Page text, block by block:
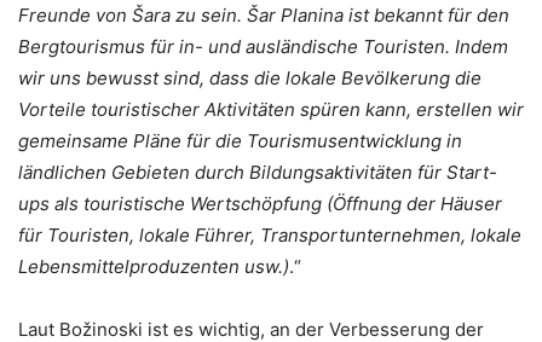
Freunde von Šara zu sein. Šar Planina ist bekannt für den
Bergtourismus für in- und ausländische Touristen. Indem
wir uns bewusst sind, dass die lokale Bevölkerung die
Vorteile touristischer Aktivitäten spüren kann, erstellen wir
gemeinsame Pläne für die Tourismusentwicklung in
ländlichen Gebieten durch Bildungsaktivitäten für Start-
ups als touristische Wertschöpfung (Öffnung der Häuser
für Touristen, lokale Führer, Transportunternehmen, lokale
Lebensmittelproduzenten usw.).“
Laut Božinoski ist es wichtig, an der Verbesserung der